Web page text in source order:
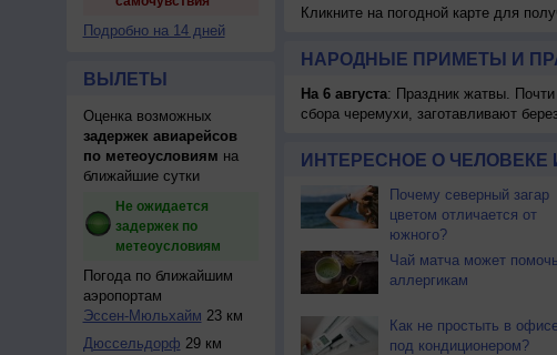
Подробно на 14 дней
ВЫЛЕТЫ
Оценка возможных
задержек авиарейсов
по метеоусловиям на
ближайшие сутки
Не ожидается
задержек по
метеоусловиям
Погода по ближайшим
аэропортам
Эссен-Мюльхайм 23 км
Дюссельдорф 29 км
Кликните на погодной карте для
НАРОДНЫЕ ПРИМЕТЫ И
На 6 августа: Праздник жатвы.
сбора черемухи, заготавливают
ИНТЕРЕСНОЕ О ЧЕЛОВЕКЕ
Почему северный загар
цветом отличается от
южного?
Чай матча может помочь
аллергикам
Как не простыть в
под кондиционером?